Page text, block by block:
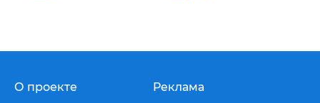
О проекте Реклама